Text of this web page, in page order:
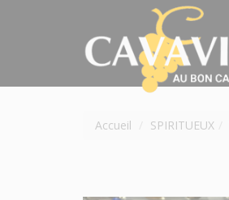
Accueil SPIRITUEUX